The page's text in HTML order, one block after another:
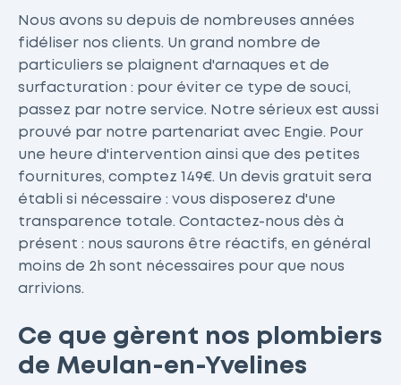
Nous avons su depuis de nombreuses années
fidéliser nos clients. Un grand nombre de
particuliers se plaignent d'arnaques et de
surfacturation : pour éviter ce type de souci,
passez par notre service. Notre sérieux est aussi
prouvé par notre partenariat avec Engie. Pour
une heure d'intervention ainsi que des petites
fournitures, comptez 149€. Un devis gratuit sera
établi si nécessaire : vous disposerez d'une
transparence totale. Contactez-nous dès à
présent : nous saurons être réactifs, en général
moins de 2h sont nécessaires pour que nous
arrivions.
Ce que gèrent nos plombiers
de Meulan-en-Yvelines